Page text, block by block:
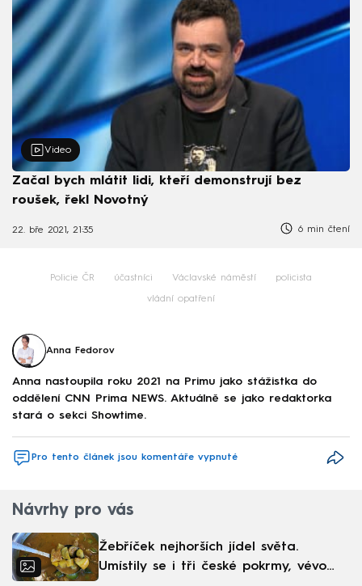
Video
Začal bych mlátit lidi, kteří demonstrují bez
roušek, řekl Novotný
22. bře 2021, 21:35 6 min čtení
Policie ČR účastníci Václavské náměstí policista
vládní opatření
Anna Fedorov
Anna nastoupila roku 2021 na Primu jako stážistka do
oddělení CNN Prima NEWS. Aktuálně se jako redaktorka
stará o sekci Showtime.
Pro tento článek jsou komentáře vypnuté
Návrhy pro vás
Žebříček nejhorších jídel světa.
Umístily se i tři české pokrmy, vévodí